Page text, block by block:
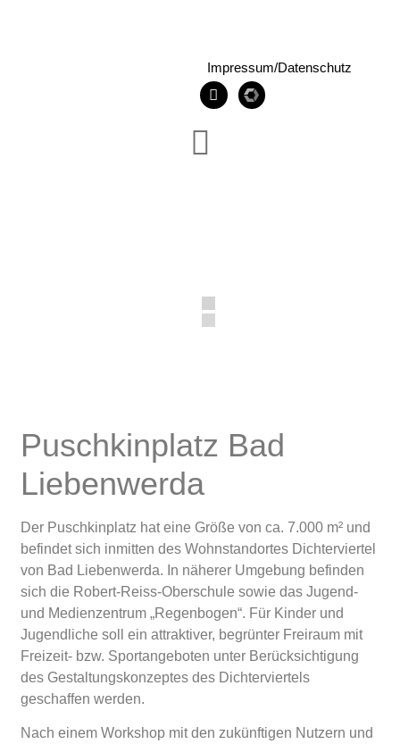
Impressum/Datenschutz
Puschkinplatz Bad
Liebenwerda
Der Puschkinplatz hat eine Größe von ca. 7.000 m² und
befindet sich inmitten des Wohnstandortes Dichterviertel
von Bad Liebenwerda. In näherer Umgebung befinden
sich die Robert-Reiss-Oberschule sowie das Jugend-
und Medienzentrum „Regenbogen“. Für Kinder und
Jugendliche soll ein attraktiver, begrünter Freiraum mit
Freizeit- bzw. Sportangeboten unter Berücksichtigung
des Gestaltungskonzeptes des Dichterviertels
geschaffen werden.
Nach einem Workshop mit den zukünftigen Nutzern und